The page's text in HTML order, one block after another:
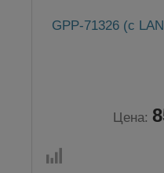
GPP-71326 (c
Цена: